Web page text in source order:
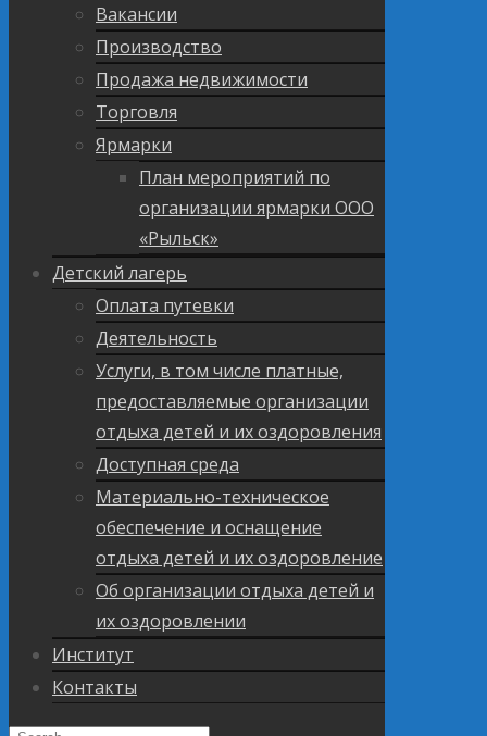
Вакансии
Производство
Продажа недвижимости
Торговля
Ярмарки
План мероприятий по
организации ярмарки ООО
«Рыльск»
Детский лагерь
Оплата путевки
Деятельность
Услуги, в том числе платные,
предоставляемые организации
отдыха детей и их оздоровления
Доступная среда
Материально-техническое
обеспечение и оснащение
отдыха детей и их оздоровление
Об организации отдыха детей и
их оздоровлении
Институт
Контакты